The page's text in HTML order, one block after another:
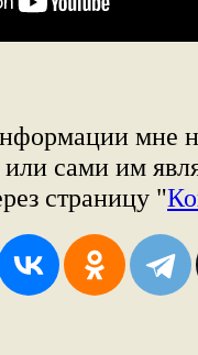
мне
или сами им
страницу "